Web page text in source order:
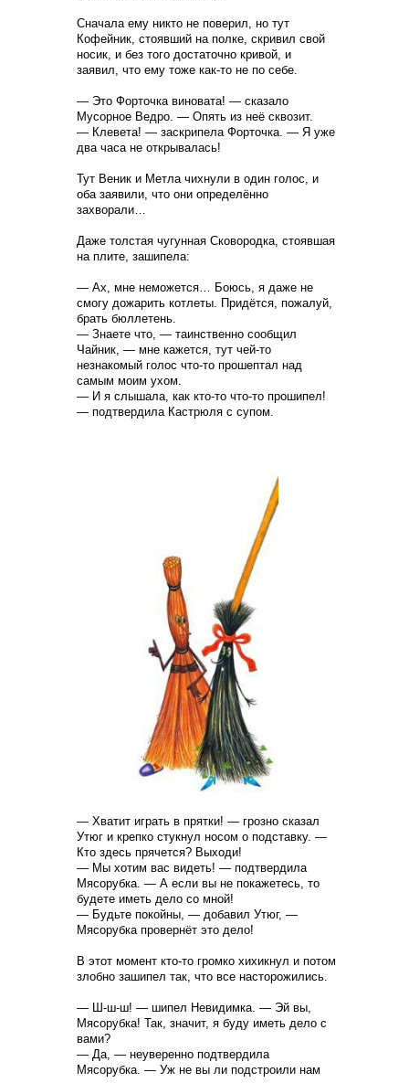
Сначала ему никто не поверил, но тут
Кофейник, стоявший на полке, скривил свой
носик, и без того достаточно кривой, и
заявил, что ему тоже как-то не по себе.
— Это Форточка виновата! — сказало
Мусорное Ведро. — Опять из неё сквозит.
— Клевета! — заскрипела Форточка. — Я уже
два часа не открывалась!
Тут Веник и Метла чихнули в один голос, и
оба заявили, что они определённо
захворали…
Даже толстая чугунная Сковородка, стоявшая
на плите, зашипела:
— Ах, мне неможется… Боюсь, я даже не
смогу дожарить котлеты. Придётся, пожалуй,
брать бюллетень.
— Знаете что, — таинственно сообщил
Чайник, — мне кажется, тут чей-то
незнакомый голос что-то прошептал над
самым моим ухом.
— И я слышала, как кто-то что-то прошипел!
— подтвердила Кастрюля с супом.
— Хватит играть в прятки! — грозно сказал
Утюг и крепко стукнул носом о подставку. —
Кто здесь прячется? Выходи!
— Мы хотим вас видеть! — подтвердила
Мясорубка. — А если вы не покажетесь, то
будете иметь дело со мной!
— Будьте покойны, — добавил Утюг, —
Мясорубка провернёт это дело!
В этот момент кто-то громко хихикнул и потом
злобно зашипел так, что все насторожились.
— Ш-ш-ш! — шипел Невидимка. — Эй вы,
Мясорубка! Так, значит, я буду иметь дело с
вами?
— Да, — неуверенно подтвердила
Мясорубка. — Уж не вы ли подстроили нам